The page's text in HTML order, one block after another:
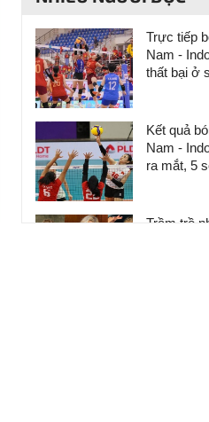
Trực tiếp
Nam -
thất bại ở
Kết quả
Nam -
ra mắt, 5
Trầm trồ